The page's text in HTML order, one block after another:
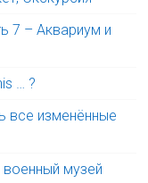
7 – Аквариум и
… ?
все изменённые
музей